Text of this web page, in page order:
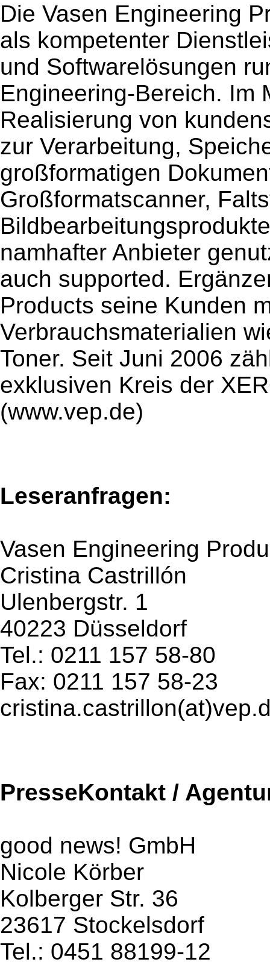
Die Vasen Engineering
als kompetenter
und Softwarelösungen
Engineering-Bereich. Im
Realisierung von
zur Verarbeitung,
großformatigen
Großformatscanner,
namhafter Anbieter
auch supported.
Products seine Kunden
Verbrauchsmaterialien
Toner. Seit Juni 2006
exklusiven Kreis der
(www.vep.de)
Leseranfragen:
Vasen Engineering
Cristina Castrillón
Ulenbergstr. 1
40223 Düsseldorf
Tel.: 0211 157 58-80
Fax: 0211 157 58-23
PresseKontakt /
good news! GmbH
Nicole Körber
Kolberger Str. 36
23617 Stockelsdorf
Tel.: 0451 88199-12